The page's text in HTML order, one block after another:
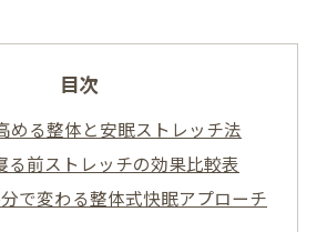
目次
める整体と安眠ストレッチ法
る前ストレッチの効果比較表
で変わる整体式快眠アプローチ